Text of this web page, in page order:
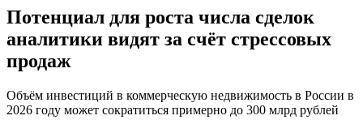
Потенциал для роста числа сделок
аналитики видят за счёт стрессовых
продаж
Объём инвестиций в коммерческую недвижимость в России в
2026 году может сократиться примерно до 300 млрд рублей